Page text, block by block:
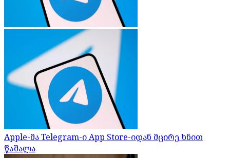
Apple-მა Telegram-ი App Store-იდან მცირე ხნით
წაშალა